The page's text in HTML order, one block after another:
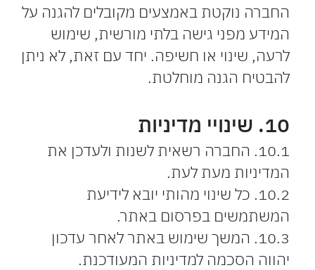
החברה נוקטת באמצעים מקובלים להגנה על
המידע מפני גישה בלתי מורשית, שימוש
לרעה, שינוי או חשיפה. יחד עם זאת, לא ניתן
להבטיח הגנה מוחלטת.
10. שינויי מדיניות
10.1. החברה רשאית לשנות ולעדכן את
המדיניות מעת לעת.
10.2. כל שינוי מהותי יובא לידיעת
המשתמשים בפרסום באתר.
10.3. המשך שימוש באתר לאחר עדכון
יהווה הסכמה למדיניות המעודכנת.